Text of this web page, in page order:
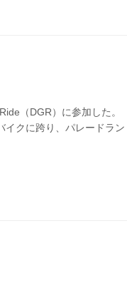
宅配 保存記事数 メール配
（DGR）に参加した。
イクに跨り、パレードラン